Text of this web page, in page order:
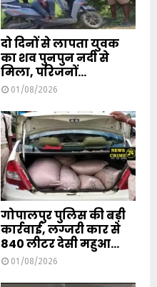
दो दिनों से लापता युवक
का शव पुनपुन नदी से
मिला, परिजनों...
01/08/2026
गोपालपुर पुलिस की बड़ी
कार्रवाई, लग्जरी कार से
840 लीटर देसी महुआ...
01/08/2026